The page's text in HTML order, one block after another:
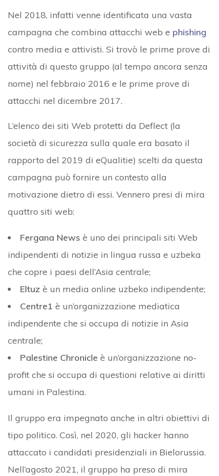
Nel 2018, infatti venne identificata una vasta
campagna che combina attacchi web e phishing
contro media e attivisti. Si trovò le prime prove di
attività di questo gruppo (al tempo ancora senza
nome) nel febbraio 2016 e le prime prove di
attacchi nel dicembre 2017.
L’elenco dei siti Web protetti da Deflect (la
società di sicurezza sulla quale era basato il
rapporto del 2019 di eQualitie) scelti da questa
campagna può fornire un contesto alla
motivazione dietro di essi. Vennero presi di mira
quattro siti web:
Fergana News è uno dei principali siti Web
indipendenti di notizie in lingua russa e uzbeka
che copre i paesi dell’Asia centrale;
Eltuz è un media online uzbeko indipendente;
Centre1 è un’organizzazione mediatica
indipendente che si occupa di notizie in Asia
centrale;
Palestine Chronicle è un’organizzazione no-
profit che si occupa di questioni relative ai diritti
umani in Palestina.
Il gruppo era impegnato anche in altri obiettivi di
tipo politico. Così, nel 2020, gli hacker hanno
attaccato i candidati presidenziali in Bielorussia.
Nell’agosto 2021, il gruppo ha preso di mira